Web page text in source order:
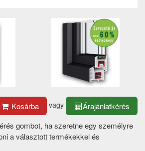
Kosárba vagy
Árajánlatkérés
gombot, ha szeretne egy személyre
a választott termékekkel és